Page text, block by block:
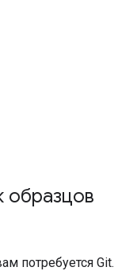
образцов
потребуется Git.